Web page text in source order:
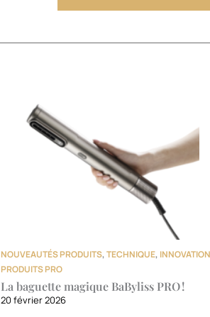
NOUVEAUTÉS PRODUITS,TECHNIQUE,
PRODUITS PRO
La baguette magique BaByliss PRO !
20 février 2026